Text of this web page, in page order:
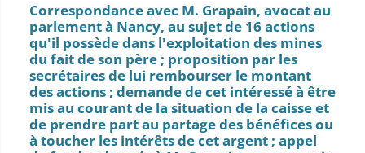
Correspondance avec M. Grapain, avocat au
parlement à Nancy, au sujet de 16 actions
qu'il possède dans l'exploitation des mines
du fait de son père ; proposition par les
secrétaires de lui rembourser le montant
des actions ; demande de cet intéressé à être
mis au courant de la situation de la caisse et
de prendre part au partage des bénéfices ou
à toucher les intérêts de cet argent ; appel